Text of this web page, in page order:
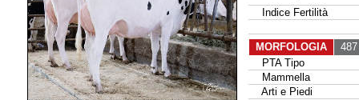
Indice Fertilità
MORFOLOGIA
PTA Tipo
Mammella
Arti e Piedi